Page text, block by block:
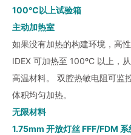
100℃以上试验箱
主动加热室
如果没有加热的构建环境，高
IDEX 可加热至 100ºC 以上，
高温材料。 双腔热敏电阻可监
体积均匀加热。
无限材料
1.75mm 开放灯丝 FFF/FDM 系